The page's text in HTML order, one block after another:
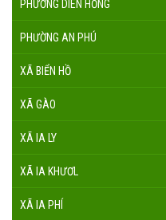
PHƯỜNG DIÊN HỒNG
PHƯỜNG AN PHÚ
XÃ BIỂN HỒ
XÃ GÀO
XÃ IA LY
XÃ IA KHƯƠL
XÃ IA PHÍ